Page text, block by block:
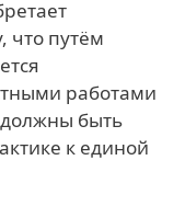
что путём
работами
должны быть
к единой